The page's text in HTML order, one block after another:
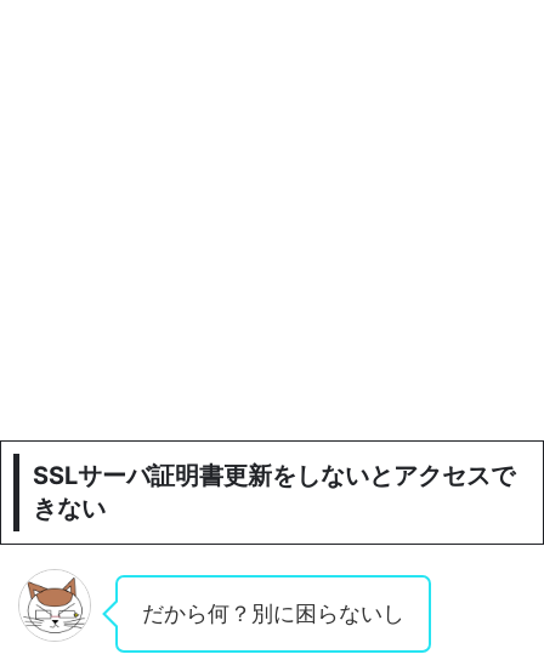
SSLサーバ証明書更新をしないとアクセスで
きない
だから何？別に困らないし